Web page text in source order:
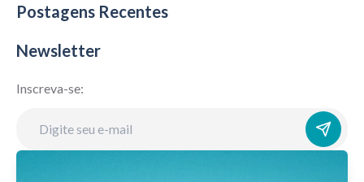
Postagens Recentes
Newsletter
Inscreva-se: